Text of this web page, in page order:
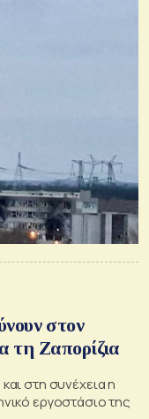
στον
τη Ζαπορίζια
στη συνέχεια η
εργοστάσιο της